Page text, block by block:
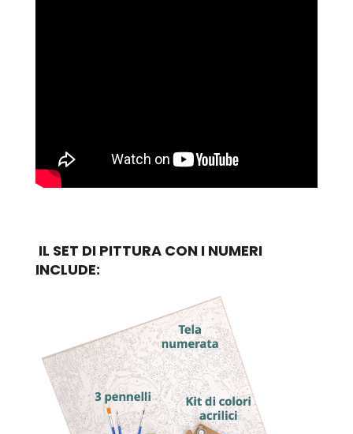
IL SET DI PITTURA CON I NUMERI
INCLUDE: